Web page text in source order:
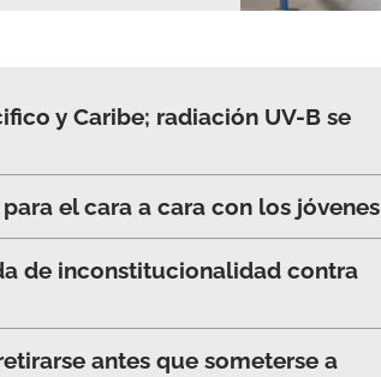
y Caribe; radiación UV-B se
el cara a cara con los jóvenes
de inconstitucionalidad contra
antes que someterse a